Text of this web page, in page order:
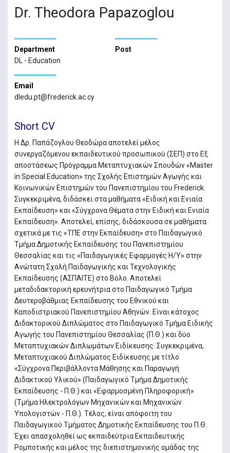
Dr. Theodora Papazoglou
Department
DL - Education
Post
Email
dledu.pt@frederick.ac.cy
Short CV
Η Δρ. Παπάζογλου Θεοδώρα αποτελεί μέλος
συνεργαζόμενου εκπαιδευτικού προσωπικού (ΣΕΠ) στο Εξ
αποστάσεως Πρόγραμμα Μεταπτυχιακών Σπουδών «Master
in Special Education» της Σχολής Επιστημών Αγωγής και
Κοινωνικών Επιστημών του Πανεπιστημίου του Frederick.
Συγκεκριμένα, διδάσκει στα μαθήματα «Ειδική και Ενιαία
Εκπαίδευση» και «Σύγχρονα Θέματα στην Ειδική και Ενιαία
Εκπαίδευση». Αποτελεί, επίσης, διδάσκουσα σε μαθήματα
σχετικά με τις «ΤΠΕ στην Εκπαίδευση» στο Παιδαγωγικό
Τμήμα Δημοτικής Εκπαίδευσης του Πανεπιστημίου
Θεσσαλίας και τις «Παιδαγωγικές Εφαρμογές Η/Υ» στην
Ανώτατη Σχολή Παιδαγωγικής και Τεχνολογικής
Εκπαίδευσης (ΑΣΠΑΙΤΕ) στο Βόλο. Αποτελεί
μεταδιδακτορική ερευνήτρια στο Παιδαγωγικό Τμήμα
Δευτεροβάθμιας Εκπαίδευσης του Εθνικού και
Καποδιστριακού Πανεπιστημίου Αθηνών. Είναι κάτοχος
Διδακτορικού Διπλώματος στο Παιδαγωγικό Τμήμα Ειδικής
Αγωγής του Πανεπιστημίου Θεσσαλίας (Π.Θ.) και δύο
Μεταπτυχιακών Διπλωμάτων Ειδίκευσης. Συγκεκριμένα,
Μεταπτυχιακού Διπλώματος Ειδίκευσης με τίτλο
«Σύγχρονα Περιβάλλοντα Μάθησης και Παραγωγή
Διδακτικού Υλικού» (Παιδαγωγικό Τμήμα Δημοτικής
Εκπαίδευσης - Π.Θ.) και «Εφαρμοσμένη Πληροφορική»
(Τμήμα Ηλεκτρολόγων Μηχανικών και Μηχανικών
Υπολογιστών - Π.Θ.). Τέλος, είναι απόφοιτη του
Παιδαγωγικού Τμήματος Δημοτικής Εκπαίδευσης του Π.Θ.
Έχει απασχοληθεί ως εκπαιδεύτρια Εκπαιδευτικής
Ρομποτικής και μέλος της διεπιστημονικής ομάδας της